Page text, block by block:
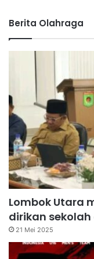
Berita Olahraga
Lombok Utara
dirikan
21 Mei 2025